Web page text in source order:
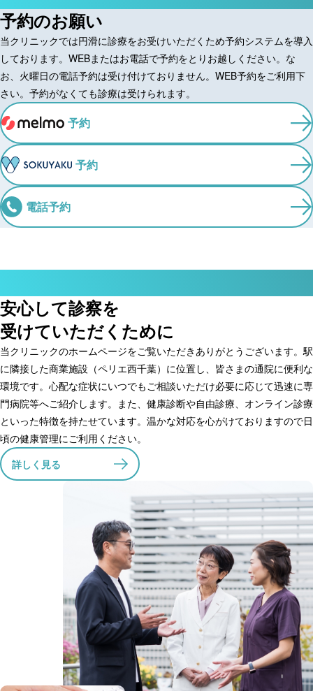
予約のお願い
当クリニックでは円滑に診療をお受けいただくため予約システムを導入
しております。WEBまたはお電話で予約をとりお越しください。な
お、火曜日の電話予約は受け付けておりません。WEB予約をご利用下
さい。予約がなくても診療は受けられます。
予約
予約
電話予約
安心して診察を
受けていただくために
当クリニックのホームページをご覧いただきありがとうございます。駅
に隣接した商業施設（ペリエ西千葉）に位置し、皆さまの通院に便利な
環境です。心配な症状にいつでもご相談いただけ必要に応じて迅速に専
門病院等へご紹介します。また、健康診断や自由診療、オンライン診療
といった特徴を持たせています。温かな対応を心がけておりますので日
頃の健康管理にご利用ください。
詳しく見る